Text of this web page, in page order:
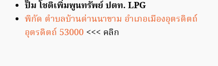
ปั๊ม โชติเพิ่มพูนทรัพย์ ปตท. LPG
พิกัด ตำบลบ้านด่านนาขาม อำเภอเมืองอุตรดิตถ์
อุตรดิตถ์ 53000 <<< คลิก